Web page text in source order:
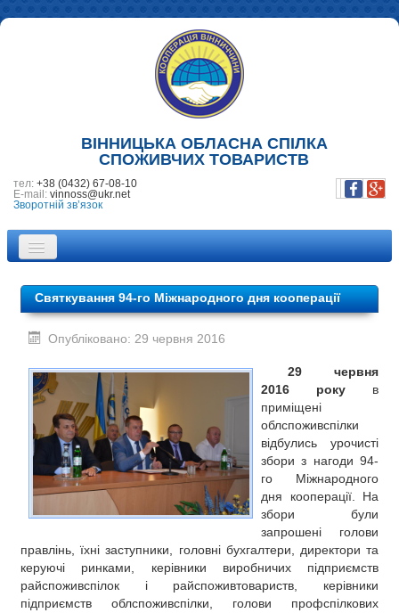
ВІННИЦЬКА ОБЛАСНА СПІЛКА
СПОЖИВЧИХ ТОВАРИСТВ
тел: +38 (0432) 67-08-10
E-mail: vinnoss@ukr.net
Зворотній зв’язок
НОВИНИ
ПІДПРИЄМСТВА
ФОТОГАЛЕРЕЯ
РЕКЛАМА
КОНТАКТИ
Святкування 94-го Міжнародного дня кооперації
Опубліковано: 29 червня 2016
29 червня
2016 року в
приміщені
облспоживспілки
відбулись урочисті
збори з нагоди 94-
го Міжнародного
дня кооперації. На
збори були
запрошені голови
правлінь, їхні заступники, головні бухгалтери, директори та
керуючі ринками, керівники виробничих підприємств
райспоживспілок і райспоживтовариств, керівники
підприємств облспоживспілки, голови профспілкових